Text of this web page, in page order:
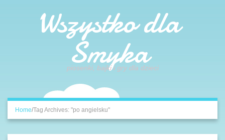
Wszystko dla
Smyka
piosenki, bajki i gry dla dzieci
Home/Tag Archives: "po angielsku"